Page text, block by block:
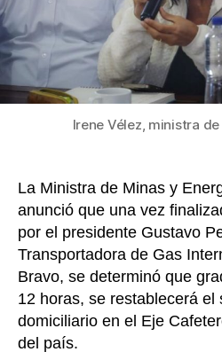
Irene Vélez, ministra
La Ministra de Minas y
anunció que una vez
por el presidente Gustavo
Transportadora de Gas
Bravo, se determinó que
12 horas, se restablecerá el
domiciliario en el Eje
del país.